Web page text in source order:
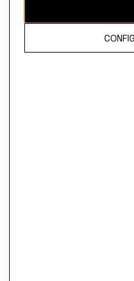
El contenido de esta página